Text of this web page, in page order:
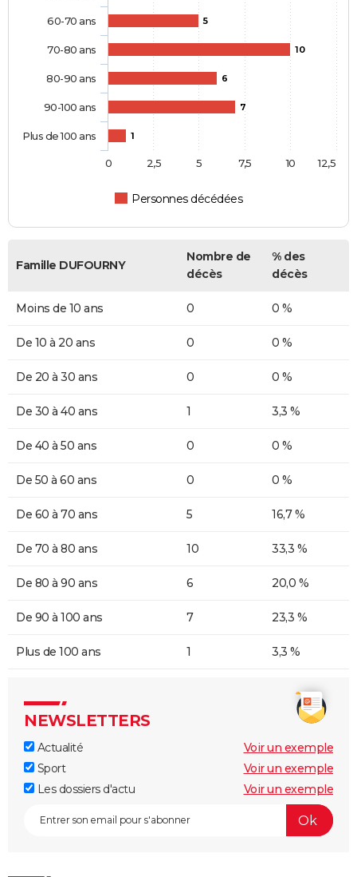
5
10
6
7
1
Personnes décédées
60-70 ans
70-80 ans
80-90 ans
90-100 ans
Plus de 100 ans
0 10
2,5 5 7,5 12,5
Famille DUFOURNY
Nombre de
décès
% des
décès
Moins de 10 ans 0 0 %
De 10 à 20 ans 0 0 %
De 20 à 30 ans 0 0 %
De 30 à 40 ans 1 3,3 %
De 40 à 50 ans 0 0 %
De 50 à 60 ans 0 0 %
De 60 à 70 ans 5 16,7 %
De 70 à 80 ans 10 33,3 %
De 80 à 90 ans 6 20,0 %
De 90 à 100 ans 7 23,3 %
Plus de 100 ans 1 3,3 %
NEWSLETTERS
Actualité
Voir un exemple
Sport
Voir un exemple
Les dossiers d'actu
Voir un exemple